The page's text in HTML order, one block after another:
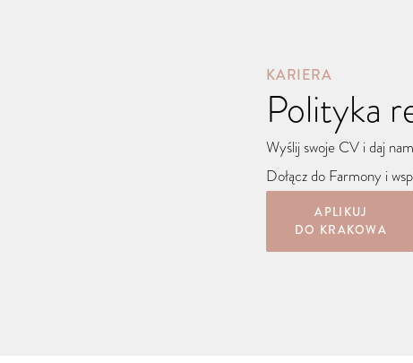
KARIERA
Polityka
Wyślij swoje CV i daj
Dołącz do Farmony i
APLIKUJ
DO KRAKOWA